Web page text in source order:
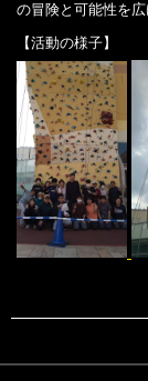
の冒険と可能性を
【活動の様子】